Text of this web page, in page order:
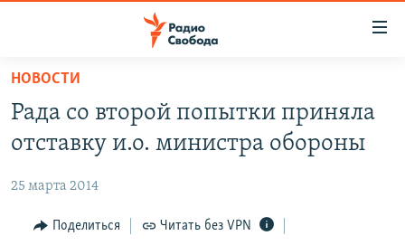
упрощенного
доступа
основному
Вернутся
ПОДКАСТЫ
АВТОРСКИЕ ПРОЕКТЫ
ЦИТАТЫ СВОБОДЫ
МНЕНИЯ
НОВОСТИ
Рада со второй попытки приняла
отставку и.о. министра обороны
25 марта 2014
Поделиться Читать без VPN